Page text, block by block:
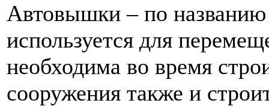
Автовышки – по названию
используется для
необходима во время
сооружения также и